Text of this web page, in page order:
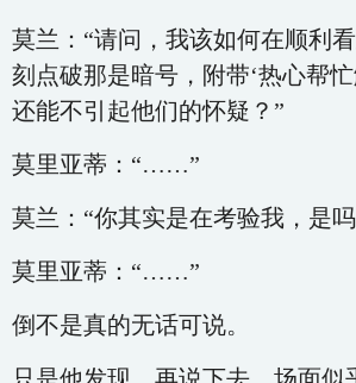
莫兰：“请问，我该如何在顺利
刻点破那是暗号，附带‘热心帮忙
还能不引起他们的怀疑？”
莫里亚蒂：“……”
莫兰：“你其实是在考验我，是
莫里亚蒂：“……”
倒不是真的无话可说。